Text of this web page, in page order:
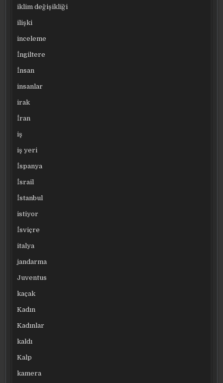
iklim değişikliği
ilişki
inceleme
İngiltere
İnsan
insanlar
irak
İran
iş
iş yeri
İspanya
İsrail
İstanbul
istiyor
İsviçre
italya
jandarma
Juventus
kaçak
Kadın
Kadınlar
kaldı
Kalp
kamera